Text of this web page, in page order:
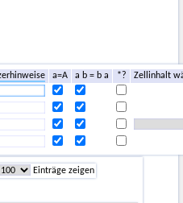
a=A a b = b a *?
Zellinhalt
Einträge zeigen